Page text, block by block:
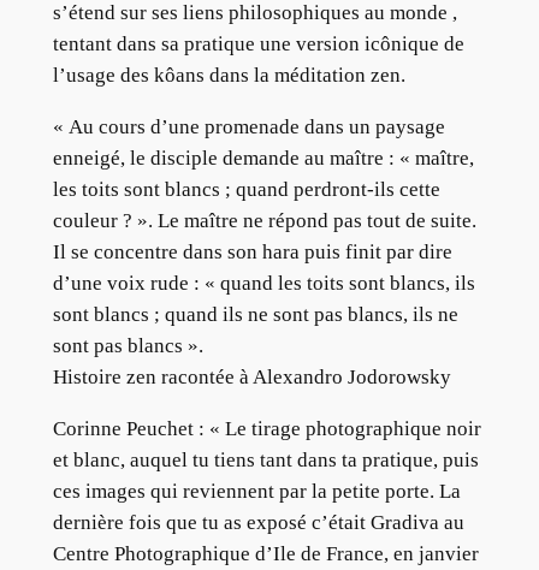
s’étend sur ses liens philosophiques au monde ,
tentant dans sa pratique une version icônique de
l’usage des kôans dans la méditation zen.
« Au cours d’une promenade dans un paysage
enneigé, le disciple demande au maître : « maître,
les toits sont blancs ; quand perdront-ils cette
couleur ? ». Le maître ne répond pas tout de suite.
Il se concentre dans son hara puis finit par dire
d’une voix rude : « quand les toits sont blancs, ils
sont blancs ; quand ils ne sont pas blancs, ils ne
sont pas blancs ».
Histoire zen racontée à Alexandro Jodorowsky
Corinne Peuchet : « Le tirage photographique noir
et blanc, auquel tu tiens tant dans ta pratique, puis
ces images qui reviennent par la petite porte. La
dernière fois que tu as exposé c’était Gradiva au
Centre Photographique d’Ile de France, en janvier